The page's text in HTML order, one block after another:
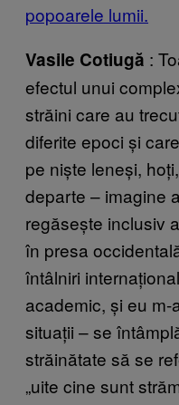
popoarele lumii.
Vasile Cotiugă :
efectul unui
străini care au
diferite epoci și
pe niște leneși,
departe – imagine
regăsește inclusiv
în presa
întâlniri
academic, și eu
situații – se
străinătate să se
„uite cine sunt